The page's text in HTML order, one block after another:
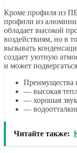
Кроме профиля из
профили из
обладает высокой
воздействиям, но в
вызывать
создает уютную
и может
— высокая
— хорошая
—
Читайте также: